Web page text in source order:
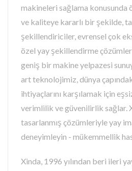
makineleri sağlama konusunda
ve kaliteye kararlı bir şekilde,
şekillendiriciler, evrensel çok
özel yay şekillendirme
geniş bir makine yelpazesi
art teknolojimiz, dünya
ihtiyaçlarını karşılamak için
verimlilik ve güvenilirlik sağlar.
tasarlanmış çözümleriyle yay
deneyimleyin - mükemmellik
Xinda, 1996 yılından beri ileri